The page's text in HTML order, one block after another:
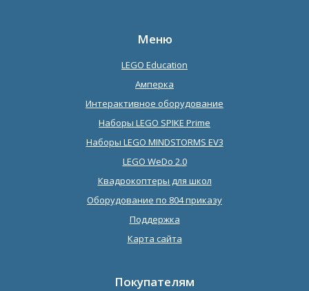
Меню
LEGO Education
Амперка
Интерактивное оборудование
Наборы LEGO SPIKE Prime
Наборы LEGO MINDSTORMS EV3
LEGO WeDo 2.0
Квадрокоптеры для школ
Оборудование по 804 приказу
Поддержка
Карта сайта
Покупателям